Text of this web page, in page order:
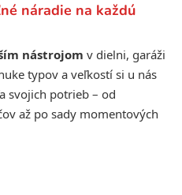
c
e
p
r
v
k
n
e
náradie na každú
nástrojom v dielni, garáži
typov a veľkostí si u nás
svojich potrieb – od
až po sady momentových